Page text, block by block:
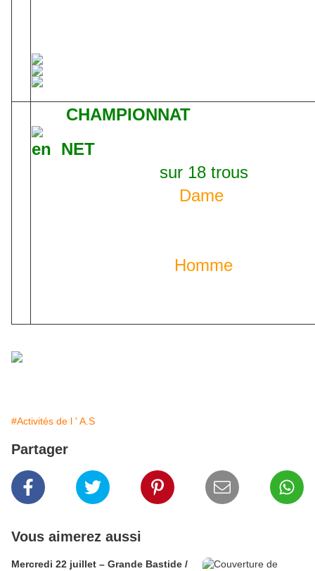
CHAMPIONNAT
en NET
sur 18 trous
Dame
Homme
#Activités de l ' A.S
Partager
Vous aimerez aussi
Mercredi 22 juillet – Grande Bastide /